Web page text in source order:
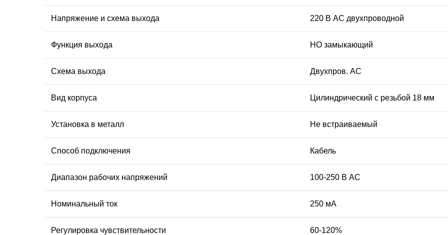
Напряжение и схема выхода 220 В АС двухпроводной
Функция выхода НО замыкающий
Схема выхода Двухпров. AC
Вид корпуса Цилиндрический с резьбой 18 мм
Установка в металл Не встраиваемый
Способ подключения Кабель
Диапазон рабочих напряжений 100-250 В АС
Номинальный ток 250 мА
Регулировка чувствительности 60-120%